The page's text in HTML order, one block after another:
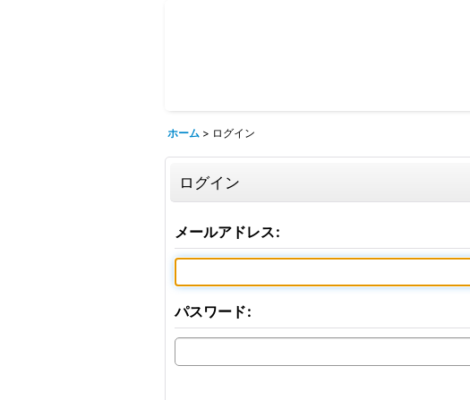
ホーム > ログイン
ログイン
メールアドレス:
パスワード: